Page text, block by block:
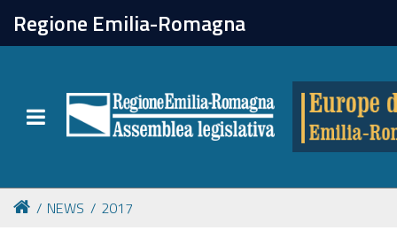
Regione Emilia-Romagna
Toggle navigation
chiudi
Attività
Formazione
NEWS 2017